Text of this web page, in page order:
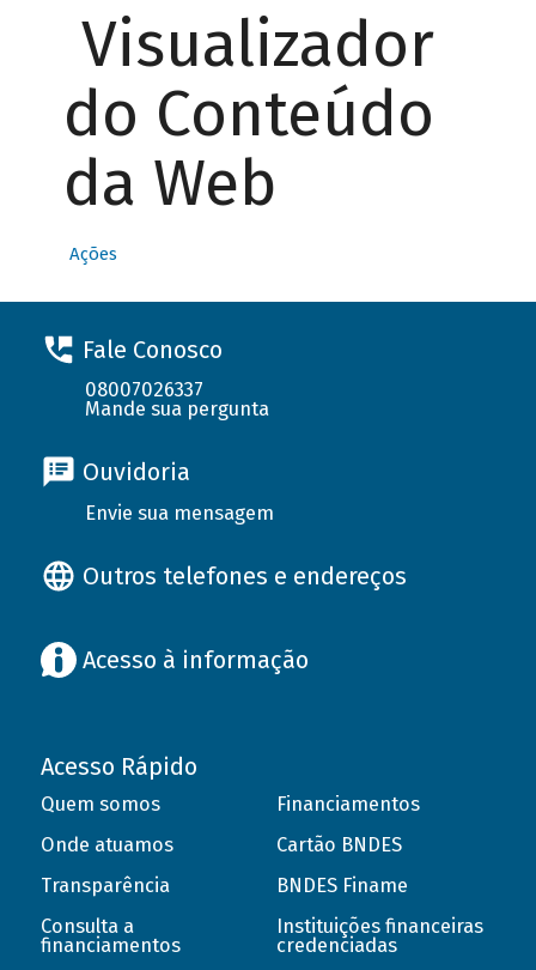
Visualizador
do Conteúdo
da Web
Ações
Fale Conosco
08007026337
Mande sua pergunta
Ouvidoria
Envie sua mensagem
Outros telefones e endereços
Acesso à informação
Acesso Rápido
Quem somos
Onde atuamos
Transparência
Consulta a
financiamentos
Financiamentos
Cartão BNDES
BNDES Finame
Instituições financeiras
credenciadas